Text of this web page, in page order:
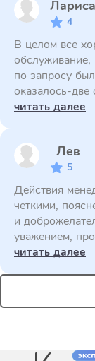
Лариса
4
В целом все
обслуживание,
по запросу
оказалось-две
читать далее
Лев
5
Действия
четкими,
и
уважением,
читать далее